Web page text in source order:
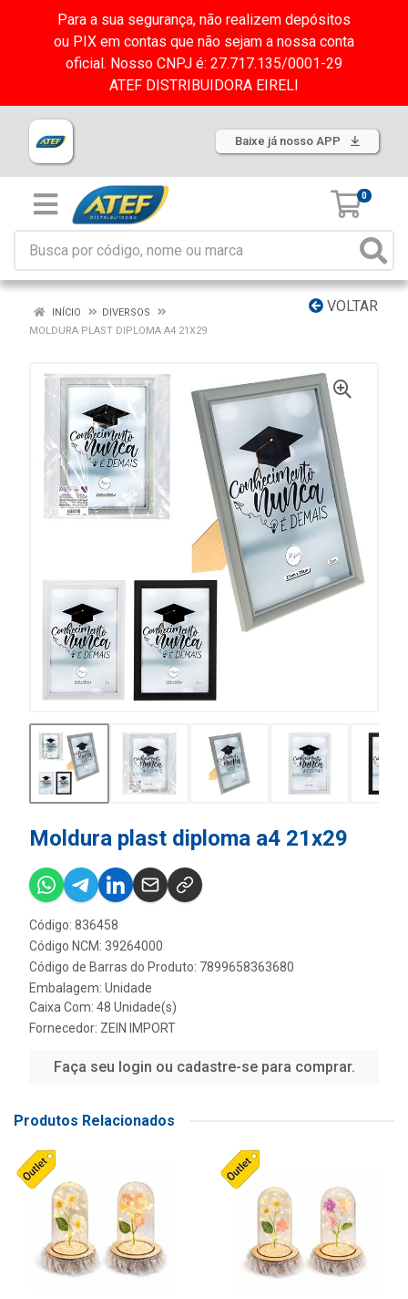
Para a sua segurança, não realizem depósitos
ou PIX em contas que não sejam a nossa conta
oficial. Nosso CNPJ é: 27.717.135/0001-29
ATEF DISTRIBUIDORA EIRELI
Baixe já nosso APP
0
VOLTAR
INÍCIO
DIVERSOS
MOLDURA PLAST DIPLOMA A4 21X29
Moldura plast diploma a4 21x29
Código: 836458
Código NCM: 39264000
Código de Barras do Produto: 7899658363680
Embalagem: Unidade
Caixa Com: 48 Unidade(s)
Fornecedor: ZEIN IMPORT
Faça seu login ou cadastre-se para comprar.
Produtos Relacionados